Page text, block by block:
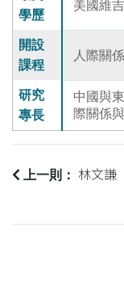
學歷
美國維
開設
課程
人際關
研究
專長
中國與
際關係
上一則：
林文謙